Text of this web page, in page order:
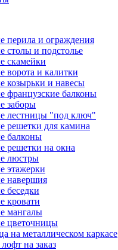
перила и ограждения
столы и подстолье
скамейки
ворота и калитки
козырьки и навесы
французские балконы
заборы
лестницы "под ключ"
решетки для камина
балконы
решетки на окна
люстры
этажерки
навершия
беседки
кровати
мангалы
цветочницы
на металлическом каркасе
на заказ